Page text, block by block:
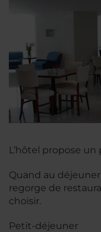
L’hôtel propose
Quand au
regorge de
choisir.
Petit-déjeuner